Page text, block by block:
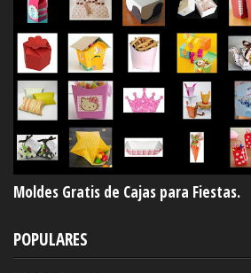
Moldes Gratis de Cajas para Fiestas.
POPULARES